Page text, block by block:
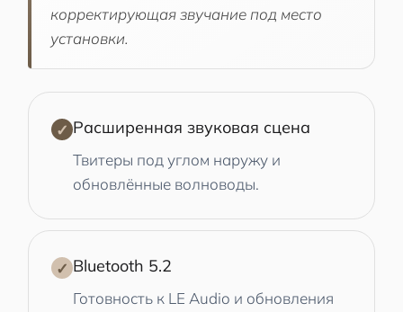
корректирующая звучание под место
установки.
✓ Расширенная звуковая сцена
Твитеры под углом наружу и
обновлённые волноводы.
✓ Bluetooth 5.2
Готовность к LE Audio и обновления